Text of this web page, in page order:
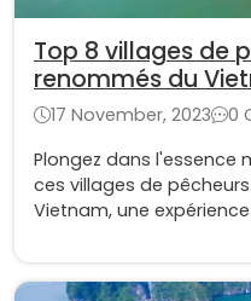
Top 8 villages de
renommés du
17 November, 2023
0
Plongez dans l'essence
ces villages de
Vietnam, une